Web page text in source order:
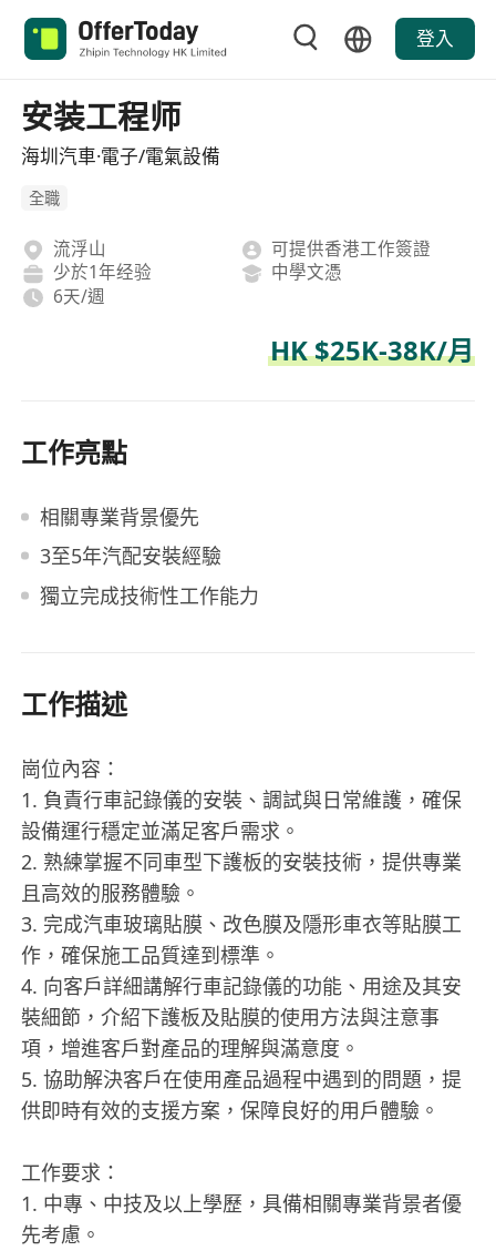
登入
安装工程师
海圳汽車·電子/電氣設備
全職
流浮山
可提供香港工作簽證
少於1年经验
中學文憑
6天/週
HK $25K-38K/月
工作亮點
相關專業背景優先
3至5年汽配安裝經驗
獨立完成技術性工作能力
工作描述
崗位內容：
1. 負責行車記錄儀的安裝、調試與日常維護，確保
設備運行穩定並滿足客戶需求。
2. 熟練掌握不同車型下護板的安裝技術，提供專業
且高效的服務體驗。
3. 完成汽車玻璃貼膜、改色膜及隱形車衣等貼膜工
作，確保施工品質達到標準。
4. 向客戶詳細講解行車記錄儀的功能、用途及其安
裝細節，介紹下護板及貼膜的使用方法與注意事
項，增進客戶對產品的理解與滿意度。
5. 協助解決客戶在使用產品過程中遇到的問題，提
供即時有效的支援方案，保障良好的用戶體驗。
工作要求：
1. 中專、中技及以上學歷，具備相關專業背景者優
先考慮。